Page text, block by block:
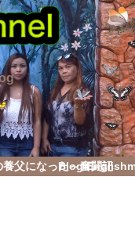
父になった～奮闘記
Blog